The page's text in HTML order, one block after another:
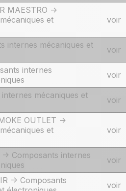
MAESTRO ->
et
voir
internes mécaniques et
voir
internes
voir
mécaniques et
voir
OUTLET ->
et
voir
-> Composants internes
voir
-> Composants
voir